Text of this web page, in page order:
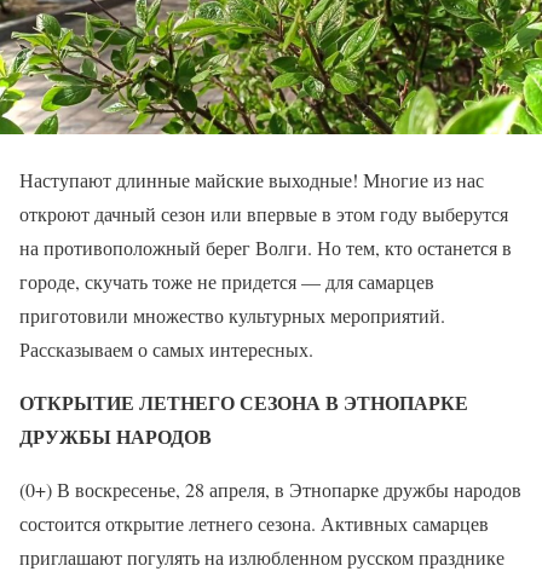
Наступают длинные майские выходные! Многие из нас
откроют дачный сезон или впервые в этом году выберутся
на противоположный берег Волги. Но тем, кто останется в
городе, скучать тоже не придется — для самарцев
приготовили множество культурных мероприятий.
Рассказываем о самых интересных.
ОТКРЫТИЕ ЛЕТНЕГО СЕЗОНА В ЭТНОПАРКЕ
ДРУЖБЫ НАРОДОВ
(0+) В воскресенье, 28 апреля, в Этнопарке дружбы народов
состоится открытие летнего сезона. Активных самарцев
приглашают погулять на излюбленном русском празднике